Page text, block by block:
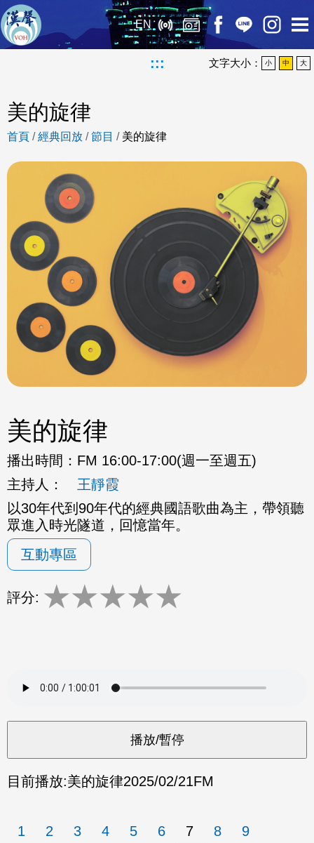
EN
::: 文字大小： 小 中 大
美的旋律
首頁 /經典回放 /節目 / 美的旋律
美的旋律
播出時間： FM 16:00-17:00(週一至週五)
主持人：
王靜霞
以30年代到90年代的經典國語歌曲為主，帶領聽
眾進入時光隧道，回憶當年。
互動專區
評分: ★★★★★
目前播放:美的旋律2025/02/21FM
1 2 3 4 5 6 7 8 9